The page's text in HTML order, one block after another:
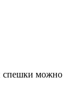
спешки можно